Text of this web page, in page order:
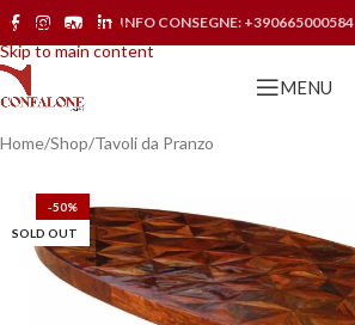
Skip to navigation
Skip to main content
INFO CONSEGNE: +390665000584
MENU
Home/Shop/Tavoli da Pranzo
-50%
SOLD OUT